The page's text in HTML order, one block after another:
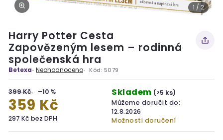
1 / 2
Harry Potter Cesta
Zapovězeným lesem – rodinná
společenská hra
Betexa Neohodnoceno Kód: 5079
399 Kč –10 %
359 Kč
297 Kč bez DPH
Skladem (>5 ks)
Můžeme doručit do:
12.8.2026
Možnosti doručení